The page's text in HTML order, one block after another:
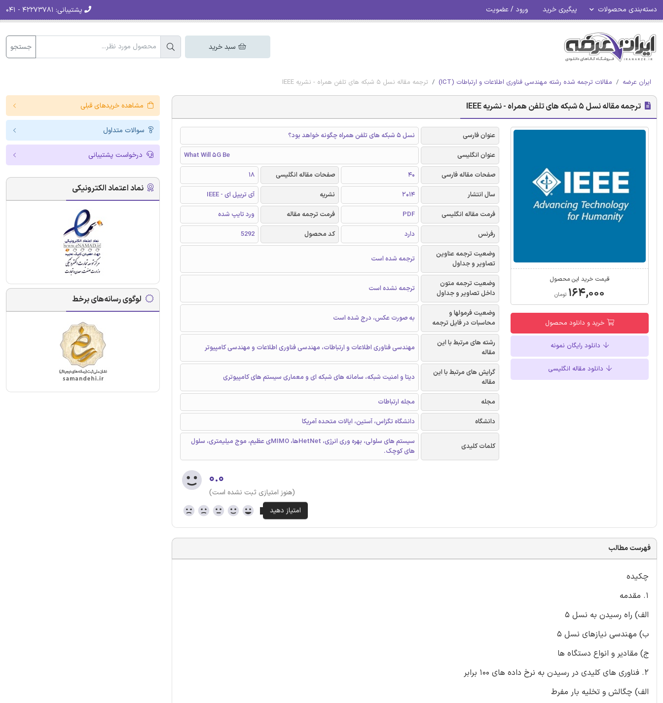
دسته‌بندی محصولات پیگیری خرید ورود / عضویت پشتیبانی:
سبد خرید جستجو
ایران عرضه مقالات ترجمه شده رشته مهندسی فناوری اطلاعات و ارتباطات (ICT) ترجمه مقاله نسل 5 شبکه های تلفن همراه - نشریه IEEE
ترجمه مقاله نسل 5 شبکه های تلفن همراه - نشریه IEEE
قیمت خرید این محصول
۱۶۴,۰۰۰ تومان
خرید و دانلود محصول
دانلود رایگان نمونه
دانلود مقاله انگلیسی
عنوان فارسی
نسل 5 شبکه های تلفن همراه چگونه خواهد بود؟
عنوان انگلیسی
What Will 5G Be
صفحات مقاله فارسی
40 صفحات مقاله انگلیسی
18
سال انتشار
2014 نشریه
آی تریپل ای - IEEE
فرمت مقاله انگلیسی
PDF فرمت ترجمه مقاله
ورد تایپ شده
رفرنس
دارد کد محصول
5292
وضعیت ترجمه عناوین
تصاویر و جداول
ترجمه شده است
وضعیت ترجمه متون
داخل تصاویر و جداول
ترجمه نشده است
وضعیت فرمولها و
محاسبات در فایل ترجمه
به صورت عکس، درج شده است
رشته های مرتبط با این
مقاله
مهندسی فناوری اطلاعات و ارتباطات، مهندسی فناوری اطلاعات و مهندسی کامپیوتر
گرایش های مرتبط با این
مقاله
دیتا و امنیت شبکه، سامانه های شبکه ای و معماری سیستم های کامپیوتری
مجله
مجله ارتباطات
دانشگاه
دانشگاه تگزاس، آستین، ایالات متحده آمریکا
کلمات کلیدی
سیستم های سلولی، بهره وری انرژی، HetNetها، MIMOی عظیم، موج میلیمتری، سلول
های کوچک.
۰.۰
(هنوز امتیازی ثبت نشده است)
فهرست مطالب
چکیده
1. مقدمه
الف) راه رسیدن به نسل 5
ب) مهندسی نیازهای نسل 5
ج) مقادیر و انواع دستگاه ها
2. فناوری های کلیدی در رسیدن به نرخ داده های 100 برابر
الف) چگالش و تخلیه بار مفرط
مشاهده خریدهای قبلی
سوالات متداول
درخواست پشتیبانی
نماد اعتماد الکترونیکی
لوگوی رسانه‌های برخط